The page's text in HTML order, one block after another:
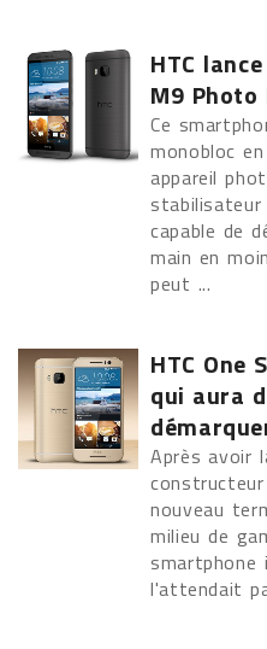
HTC
M9
Ce
monobloc
appareil
capable de
main en
peut ...
HTC One
qui aura
Après avoir
nouveau
milieu de
smartphone
l'attendait